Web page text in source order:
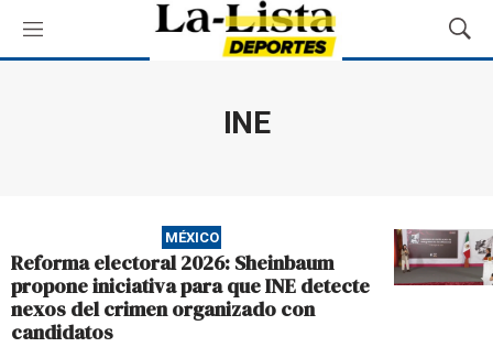
M
e
M
o
ú
s
q
u
INE
MÉXICO
Reforma electoral 2026: Sheinbaum
propone iniciativa para que INE detecte
nexos del crimen organizado con
candidatos